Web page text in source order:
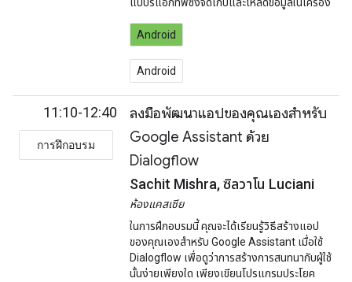
Android
Android
11:10-12:40
การฝึกอบรม
ลงมือพัฒนาแอปของคุณเองสำหรับ
Google Assistant ด้วย
Dialogflow
Sachit Mishra, ซิลวาโน Luciani
ห้องแคสเซีย
ในการฝึกอบรมนี้ คุณจะได้เรียนรู้วิธีสร้างแอป
ของคุณเองสำหรับ Google Assistant เมื่อใช้
Dialogflow เพื่อดูว่าการสร้างการสนทนากับผู้ใช้
นั้นง่ายเพียงใด เพียงเขียนโปรแกรมประโยค